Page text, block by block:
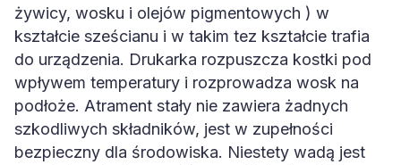
żywicy, wosku i olejów pigmentowych ) w
kształcie sześcianu i w takim tez kształcie trafia
do urządzenia. Drukarka rozpuszcza kostki pod
wpływem temperatury i rozprowadza wosk na
podłoże. Atrament stały nie zawiera żadnych
szkodliwych składników, jest w zupełności
bezpieczny dla środowiska. Niestety wadą jest